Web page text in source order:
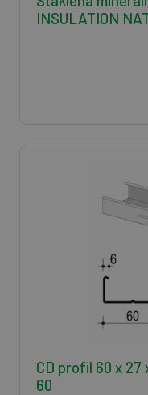
INSULATION
CD profil 60 x 27
60